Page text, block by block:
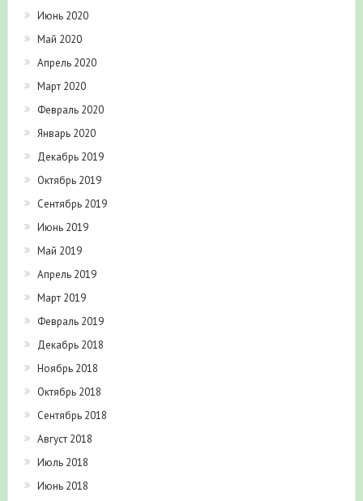
Июнь 2020
Май 2020
Апрель 2020
Март 2020
Февраль 2020
Январь 2020
Декабрь 2019
Октябрь 2019
Сентябрь 2019
Июнь 2019
Май 2019
Апрель 2019
Март 2019
Февраль 2019
Декабрь 2018
Ноябрь 2018
Октябрь 2018
Сентябрь 2018
Август 2018
Июль 2018
Июнь 2018